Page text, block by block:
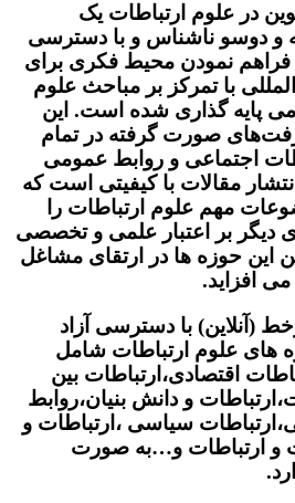
در علوم ارتباطات یک
و دوسو ناشناس و با دسترسی
فراهم نمودن محیط فکری برای
با تمرکز بر مباحث علوم
پایه گذاری شده است. این
صورت گرفته در تمام
اجتماعی و روابط عمومی
مقالات با کیفیتی است که
مهم علوم ارتباطات را
دیگر بر اعتبار علمی و تخصصی
این حوزه ها در ارتقای مشاغل
می افزاید.
(آنلاین) با دسترسی آزاد
های علوم ارتباطات شامل
اقتصادی،ارتباطات بین
و دانش بنیان،روابط
سیاسی ،ارتباطات و
و ارتباطات و…به صورت